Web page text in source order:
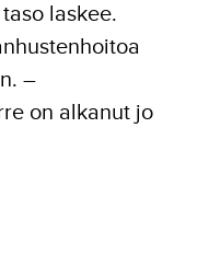
laskee.
–
on alkanut jo